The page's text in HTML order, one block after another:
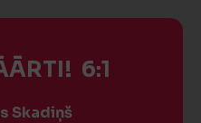
6:1
Skadiņš